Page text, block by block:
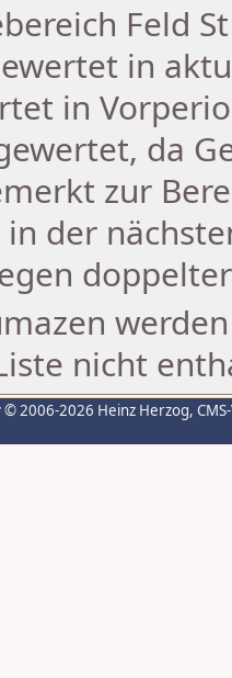
Feld
in
in
da
zur
der
nicht
© 2006-2026 Heinz Herzog,